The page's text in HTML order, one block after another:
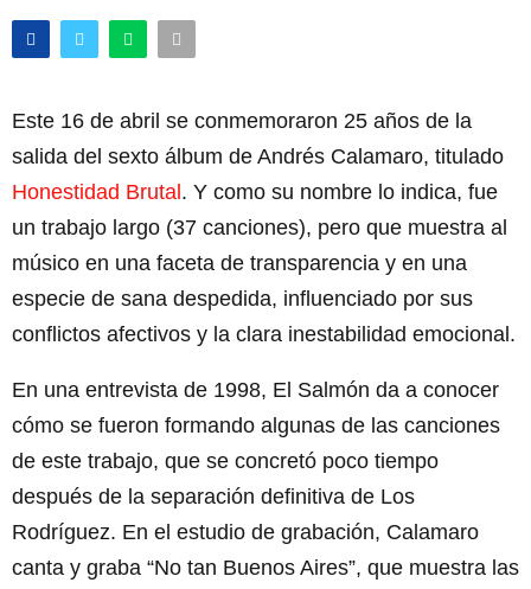
Este 16 de abril se conmemoraron 25 años de la
salida del sexto álbum de Andrés Calamaro, titulado
Honestidad Brutal. Y como su nombre lo indica, fue
un trabajo largo (37 canciones), pero que muestra al
músico en una faceta de transparencia y en una
especie de sana despedida, influenciado por sus
conflictos afectivos y la clara inestabilidad emocional.
En una entrevista de 1998, El Salmón da a conocer
cómo se fueron formando algunas de las canciones
de este trabajo, que se concretó poco tiempo
después de la separación definitiva de Los
Rodríguez. En el estudio de grabación, Calamaro
canta y graba “No tan Buenos Aires”, que muestra las